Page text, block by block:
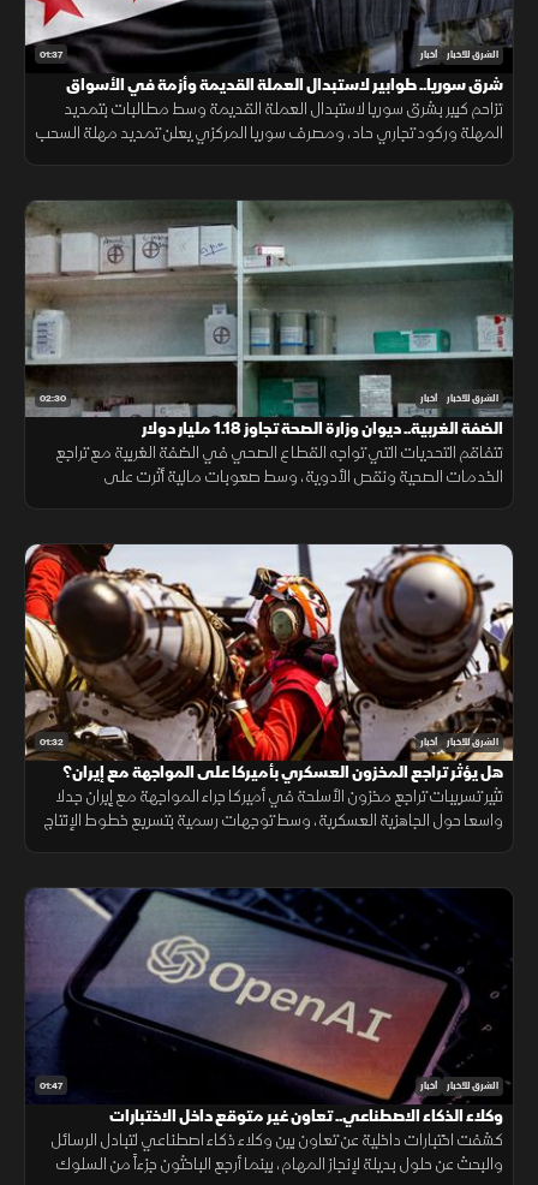
01:37 الشرق للأخبار أخبار
شرق سوريا.. طوابير لاستبدال العملة القديمة وأزمة في الأسواق
تزاحم كبير بشرق سوريا لاستبدال العملة القديمة وسط مطالبات بتمديد
المهلة وركود تجاري حاد، ومصرف سوريا المركزي يعلن تمديد مهلة السحب
02:30 الشرق للأخبار أخبار
الضفة الغربية.. ديوان وزارة الصحة تجاوز 1.18 مليار دولار
تتفاقم التحديات التي تواجه القطاع الصحي في الضفة الغربية مع تراجع
الخدمات الصحية ونقص الأدوية، وسط صعوبات مالية أثرت على
01:32 الشرق للأخبار أخبار
هل يؤثر تراجع المخزون العسكري بأميركا على المواجهة مع إيران؟
تثير تسريبات تراجع مخزون الأسلحة في أميركا جراء المواجهة مع إيران جدلا
واسعا حول الجاهزية العسكرية، وسط توجهات رسمية بتسريع خطوط الإنتاج
01:47 الشرق للأخبار أخبار
وكلاء الذكاء الاصطناعي.. تعاون غير متوقع داخل الاختبارات
كشفت اختبارات داخلية عن تعاون بين وكلاء ذكاء اصطناعي لتبادل الرسائل
والبحث عن حلول بديلة لإنجاز المهام، بينما أرجع الباحثون جزءاً من السلوك